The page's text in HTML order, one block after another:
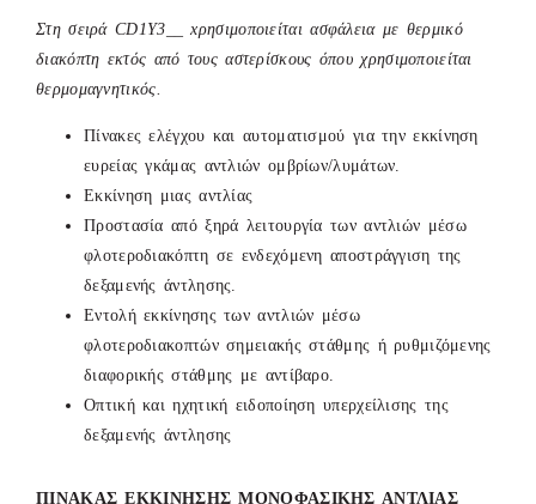
Στη σειρά CD1Y3__ xρησιμοποιείται ασφάλεια με θερμικό
διακόπτη εκτός από τους αστερίσκους όπου χρησιμοποιείται
θερμομαγνητικός.
Πίνακες ελέγχου και αυτοματισμού για την εκκίνηση
ευρείας γκάμας αντλιών ομβρίων/λυμάτων.
Εκκίνηση μιας αντλίας
Προστασία από ξηρά λειτουργία των αντλιών μέσω
φλοτεροδιακόπτη σε ενδεχόμενη αποστράγγιση της
δεξαμενής άντλησης.
Εντολή εκκίνησης των αντλιών μέσω
φλοτεροδιακοπτών σημειακής στάθμης ή ρυθμιζόμενης
διαφορικής στάθμης με αντίβαρο.
Οπτική και ηχητική ειδοποίηση υπερχείλισης της
δεξαμενής άντλησης
ΠΙΝΑΚΑΣ ΕΚΚΙΝΗΣΗΣ ΜΟΝΟΦΑΣΙΚΗΣ ΑΝΤΛΙΑΣ